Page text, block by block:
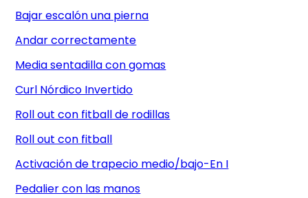
Bajar escalón una pierna
Andar correctamente
Media sentadilla con gomas
Curl Nórdico Invertido
Roll out con fitball de rodillas
Roll out con fitball
Activación de trapecio medio/bajo-En I
Pedalier con las manos